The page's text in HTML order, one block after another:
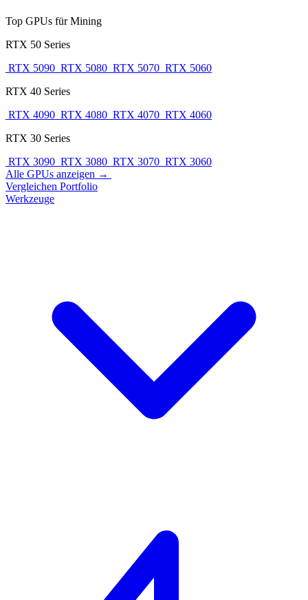
Top GPUs für Mining
RTX 50 Series
RTX 5090 RTX 5080 RTX 5070 RTX 5060
RTX 40 Series
RTX 4090 RTX 4080 RTX 4070 RTX 4060
RTX 30 Series
RTX 3090 RTX 3080 RTX 3070 RTX 3060
Alle GPUs anzeigen →
Vergleichen Portfolio
Werkzeuge